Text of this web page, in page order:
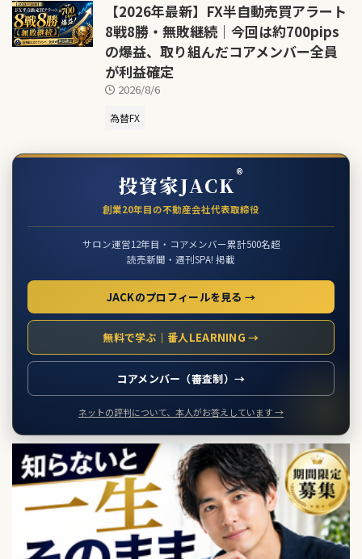
【2026年最新】FX半自動売買アラート
8戦8勝・無敗継続｜今回は約700pips
の爆益、取り組んだコアメンバー全員
が利益確定
2026/8/6
為替FX
投資家JACK®
創業20年目の不動産会社代表取締役
サロン運営12年目・コアメンバー累計500名超
読売新聞・週刊SPA! 掲載
JACKのプロフィールを見る →
無料で学ぶ｜番人LEARNING →
コアメンバー（審査制）→
ネットの評判について、本人がお答えしています →